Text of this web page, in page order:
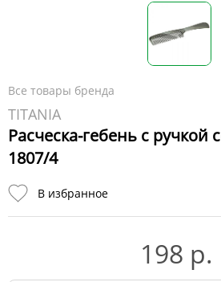
Все товары бренда
TITANIA
Расческа-гебень с ручкой
1807/4
В избранное
198 р.